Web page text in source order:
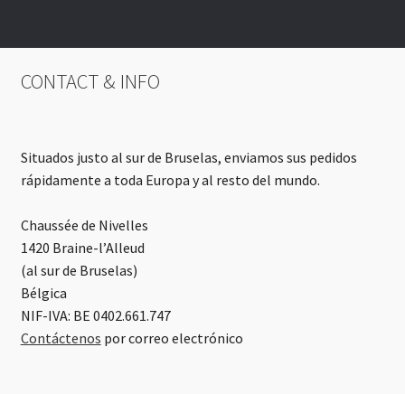
CONTACT & INFO
Situados justo al sur de Bruselas, enviamos sus pedidos
rápidamente a toda Europa y al resto del mundo.
Chaussée de Nivelles
1420 Braine-l’Alleud
(al sur de Bruselas)
Bélgica
NIF-IVA: BE 0402.661.747
Contáctenos por correo electrónico